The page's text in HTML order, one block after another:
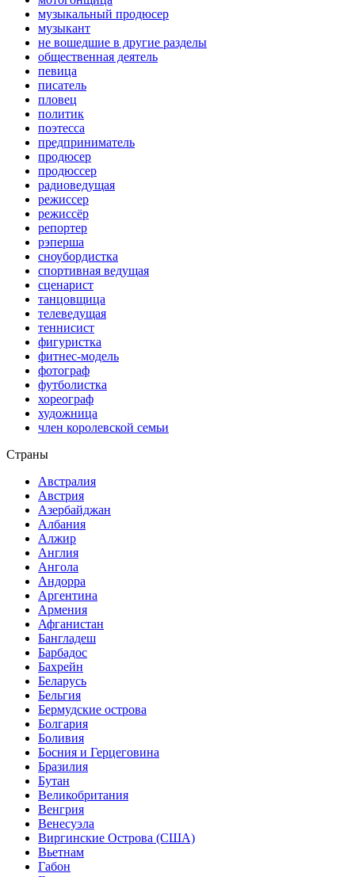
музыкальный продюсер
музыкант
не вошедшие в другие разделы
общественная деятель
певица
писатель
пловец
политик
поэтесса
предприниматель
продюсер
продюссер
радиоведущая
режиссер
режиссёр
репортер
рэперша
сноубордистка
спортивная ведущая
сценарист
танцовщица
телеведущая
теннисист
фигуристка
фитнес-модель
фотограф
футболистка
хореограф
художница
член королевской семьи
Страны
Австралия
Австрия
Азербайджан
Албания
Алжир
Англия
Ангола
Андорра
Аргентина
Армения
Афганистан
Бангладеш
Барбадос
Бахрейн
Беларусь
Бельгия
Бермудские острова
Болгария
Боливия
Босния и Герцеговина
Бразилия
Бутан
Великобритания
Венгрия
Венесуэла
Виргинские Острова (США)
Вьетнам
Габон